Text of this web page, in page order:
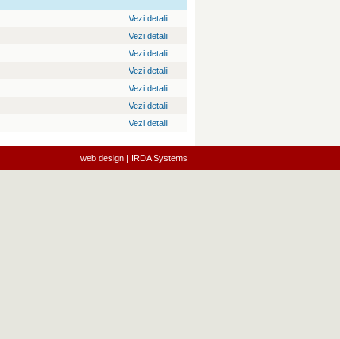
Vezi detalii
Vezi detalii
Vezi detalii
Vezi detalii
Vezi detalii
Vezi detalii
Vezi detalii
web design | IRDA Systems